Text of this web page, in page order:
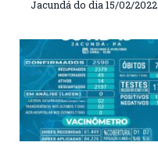
Jacundá do dia 15/02/2022